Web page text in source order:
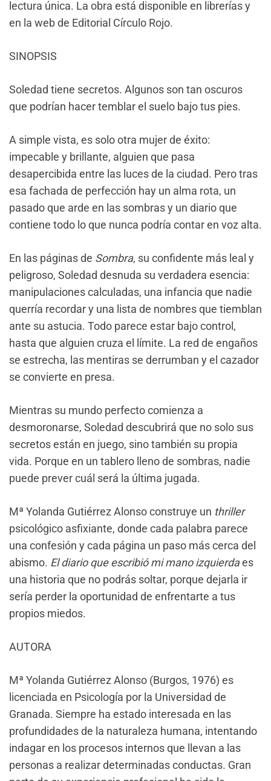
lectura única. La obra está disponible en librerías y
en la web de Editorial Círculo Rojo.
SINOPSIS
Soledad tiene secretos. Algunos son tan oscuros
que podrían hacer temblar el suelo bajo tus pies.
A simple vista, es solo otra mujer de éxito:
impecable y brillante, alguien que pasa
desapercibida entre las luces de la ciudad. Pero tras
esa fachada de perfección hay un alma rota, un
pasado que arde en las sombras y un diario que
contiene todo lo que nunca podría contar en voz alta.
En las páginas de Sombra, su confidente más leal y
peligroso, Soledad desnuda su verdadera esencia:
manipulaciones calculadas, una infancia que nadie
querría recordar y una lista de nombres que tiemblan
ante su astucia. Todo parece estar bajo control,
hasta que alguien cruza el límite. La red de engaños
se estrecha, las mentiras se derrumban y el cazador
se convierte en presa.
Mientras su mundo perfecto comienza a
desmoronarse, Soledad descubrirá que no solo sus
secretos están en juego, sino también su propia
vida. Porque en un tablero lleno de sombras, nadie
puede prever cuál será la última jugada.
Mª Yolanda Gutiérrez Alonso construye un thriller
psicológico asfixiante, donde cada palabra parece
una confesión y cada página un paso más cerca del
abismo. El diario que escribió mi mano izquierdaes
una historia que no podrás soltar, porque dejarla ir
sería perder la oportunidad de enfrentarte a tus
propios miedos.
AUTORA
Mª Yolanda Gutiérrez Alonso (Burgos, 1976) es
licenciada en Psicología por la Universidad de
Granada. Siempre ha estado interesada en las
profundidades de la naturaleza humana, intentando
indagar en los procesos internos que llevan a las
personas a realizar determinadas conductas. Gran